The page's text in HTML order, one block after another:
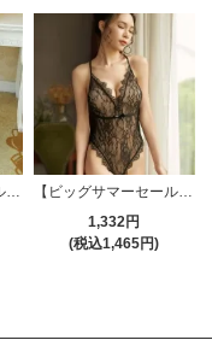
【ビッグサマーセール対象品】ストッキング(STOCKING) 184bk
【ビッグサマーセール対象品】セクシーテディ(SEXYTEDDY) 407bk
1,332円
(税込1,465円)